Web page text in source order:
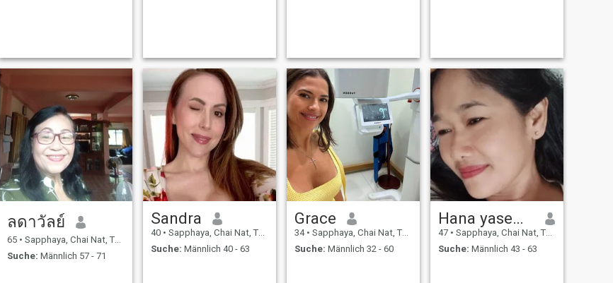
ลดาวัลย์
65 • Sapphaya, Chai Nat, Thailand
Suche: Männlich 57 - 71
Sandra
40 • Sapphaya, Chai Nat, Thailand
Suche: Männlich 40 - 63
Grace
34 • Sapphaya, Chai Nat, Thailand
Suche: Männlich 32 - 60
Hana yasemin
47 • Sapphaya, Chai Nat, Thailand
Suche: Männlich 43 - 63